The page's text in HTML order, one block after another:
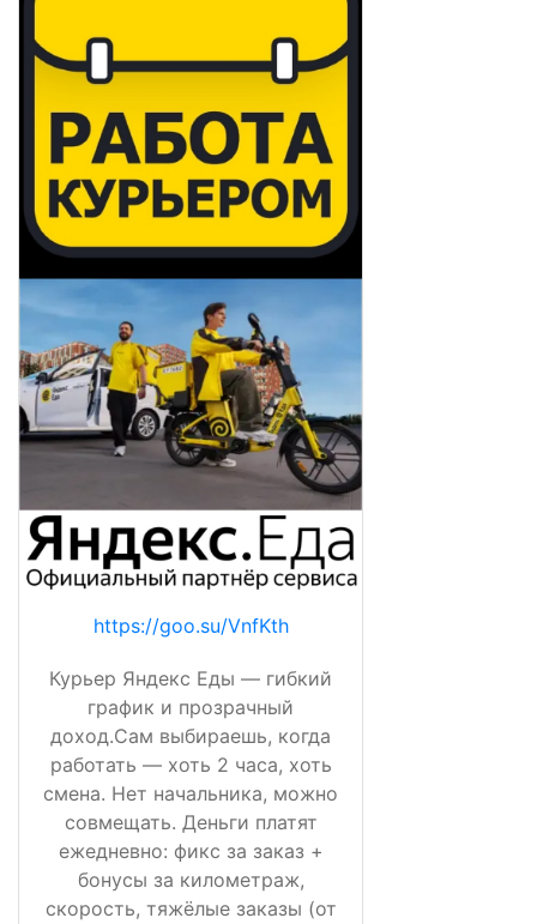
https://goo.su/VnfKth
Курьер Яндекс Еды — гибкий
график и прозрачный
доход.Сам выбираешь, когда
работать — хоть 2 часа, хоть
смена. Нет начальника, можно
совмещать. Деньги платят
ежедневно: фикс за заказ +
бонусы за километраж,
скорость, тяжёлые заказы (от